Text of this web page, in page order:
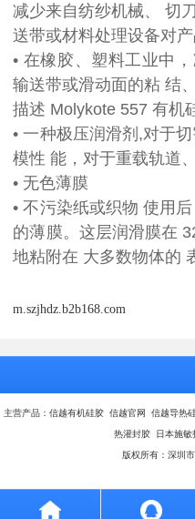
减少来自纺纱机械、 切
送带或材料处理设备对
• 在橡胶、塑料工业中
输送带或滑动面的粘 结
描述 Molykote 557 有机
• 一种极压润滑剂,对于
模性 能，对于重载轨道
• 无色薄膜
• 不污染纸或织物 使用
的薄膜。这层润滑膜在
地粘附在 大多数物体的
m.szjhdz.b2b168.com
主营产品：信越有机硅胶 信越官网 信越导
热灌封胶 日本施
版权所有：深圳